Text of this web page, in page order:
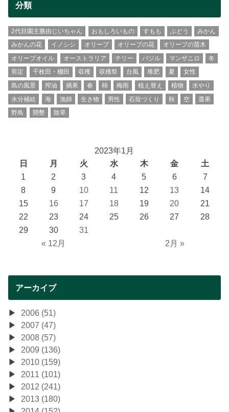
分類
2代目園主勝由じいちゃん おもしろいもの すもも ぶどう
みかん
みかんの花
イノシシ オリーブ オリーブの花
オリーブの苗木
オリーブオイル
オーストラリア テリー バジル マンザニロ
冬
剪定
千枚田・棚田 収穫 収穫祭 台風 堆肥 夏
女性
島の風景
搾油 摘果 春 柿 梅雨 植え替え 植物
水やり
水分補給
海 漁師 生き物 男性 石垣づくり 秋 空
選果
野鳥
開墾 除草
2023年1月
日
月 火 水 木 金 土
« 12月 2月 »
1 2 3 4 5 6
7
8
9 10 11 12 13
14
15
16 17 18 19 20
21
22
23 24 25 26 27
28
29
30 31
アーカイブ
2006 (51)
2007 (47)
2008 (57)
2009 (136)
2010 (159)
2011 (101)
2012 (241)
2013 (180)